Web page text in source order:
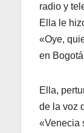
radio y
Ella le
«Oye,
en
Ella,
de la voz
«Venecia